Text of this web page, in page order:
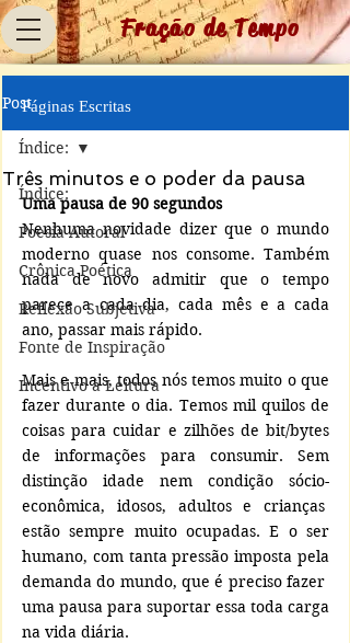
Fração de Tempo
Post
Índice:
Poesia Autoral
Crônica Poética
Reflexão Subjetiva
Fonte de Inspiração
Incentivo à Leitura
Índice:
Três minutos e o poder da pausa
Uma pausa de 90 segundos
Nenhuma novidade dizer que o mundo
moderno quase nos consome. Também
nada de novo admitir que o tempo
parece a cada dia, cada mês e a cada
ano, passar mais rápido.
Mais e mais, todos nós temos muito o que
fazer durante o dia. Temos mil quilos de
coisas para cuidar e zilhões de bit/bytes
de informações para consumir. Sem
distinção idade nem condição sócio-
econômica, idosos, adultos e crianças
estão sempre muito ocupadas. E o ser
humano, com tanta pressão imposta pela
demanda do mundo, que é preciso fazer
uma pausa para suportar essa toda carga
na vida diária.
Páginas Escritas